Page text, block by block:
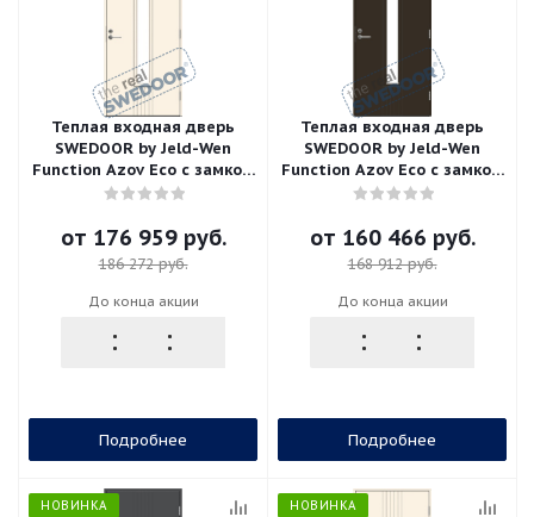
Теплая входная дверь
SWEDOOR by Jeld-Wen
Function Azov Eco с замком
ASSA 565, высотой M23,
от 176 959 руб.
186 272 руб.
До конца акции
Подробнее
Теплая входная дверь
SWEDOOR by Jeld-Wen
Function Azov Eco с замком
ASSA 565, тёмно-
от 160 466 руб.
168 912 руб.
До конца акции
Подробнее
НОВИНКА НОВИНКА